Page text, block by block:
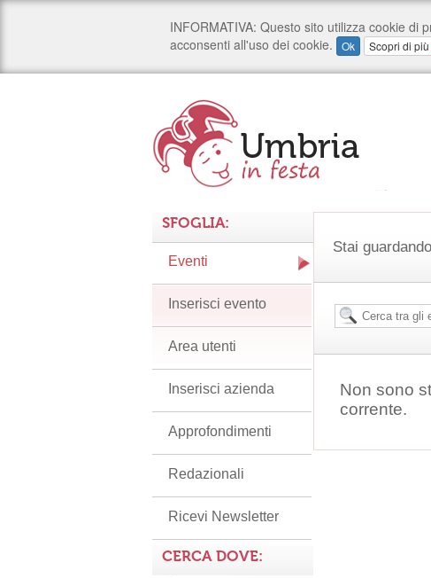
Stai
Non sono
corrente.
SFOGLIA:
Eventi
Inserisci evento
Area utenti
Inserisci azienda
Approfondimenti
Redazionali
Ricevi Newsletter
CERCA DOVE: